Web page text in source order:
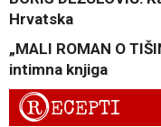
Hrvatska
„MALI ROMAN O
intimna knjiga
RECEPTI